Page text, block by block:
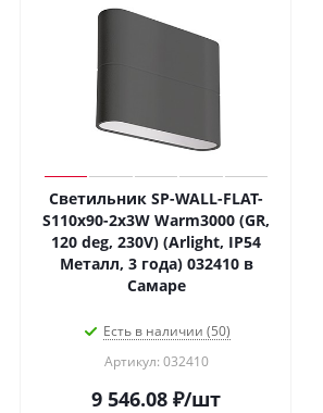
Светильник SP-WALL-FLAT-
S110x90-2x3W Warm3000 (GR,
120 deg, 230V) (Arlight, IP54
Металл, 3 года) 032410 в
Самаре
Есть в наличии (50)
Артикул: 032410
9 546.08 ₽/шт